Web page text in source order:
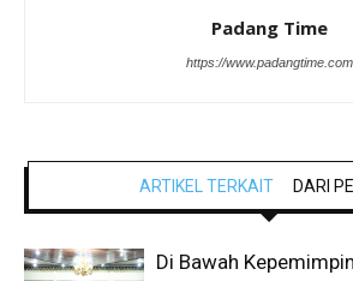
Padang Time
https://www.padangtime.com
ARTIKEL TERKAIT DARI
Di Bawah